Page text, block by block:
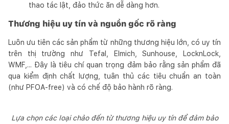
thao tác lật, đảo thức ăn dễ dàng hơn.
Thương hiệu uy tín và nguồn gốc rõ ràng
Luôn ưu tiên các sản phẩm từ những thương hiệu lớn, có uy tín
trên thị trường như Tefal, Elmich, Sunhouse, LocknLock,
WMF,... Đây là tiêu chí quan trọng đảm bảo rằng sản phẩm đã
qua kiểm định chất lượng, tuân thủ các tiêu chuẩn an toàn
(như PFOA-free) và có chế độ bảo hành rõ ràng.
Lựa chọn các loại chảo đến từ thương hiệu uy tín để đảm bảo